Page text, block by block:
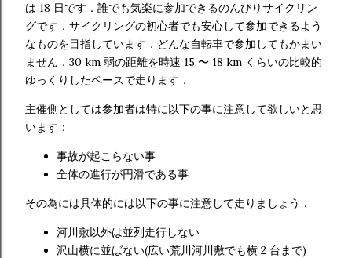
は 18 日です．誰でも気楽に参加できるのんびりサイクリン
グです．サイクリングの初心者でも安心して参加できるよう
なものを目指しています．どんな自転車で参加してもかまい
ません．30 km 弱の距離を時速 15 〜 18 km くらいの比較的
ゆっくりしたペースで走ります．
主催側としては参加者は特に以下の事に注意して欲しいと思
います：
事故が起こらない事
全体の進行が円滑である事
その為には具体的には以下の事に注意して走りましょう．
河川敷以外は並列走行しない
沢山横に並ばない(広い荒川河川敷でも横 2 台まで)